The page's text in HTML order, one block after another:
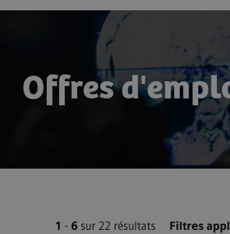
Offres
1 - 6 sur 22 résultats Filtres